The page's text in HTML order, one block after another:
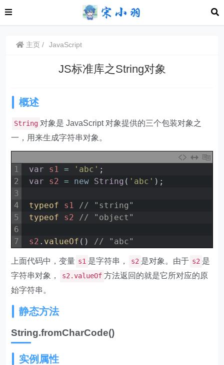
主页 JavaScript
JS标准库之String对象
概述
String 对象是 JavaScript 对象提供的三个包装对象之
一，用来生成字符串对象。
1
2
3
4
5
6
7
var s1 = 'abc' ;
var
s2 = new String ( 'abc' ) ;
typeof s1
// "string"
typeof s2 // "object"
s2 . valueOf ( ) // "abc"
上面代码中，变量 s1 是字符串， s2 是对象。由于 s2 是
字符串对象，
s2.valueOf 方法返回的就是它所对应的原
始字符串。
静态方法
String.fromCharCode()
实例属性